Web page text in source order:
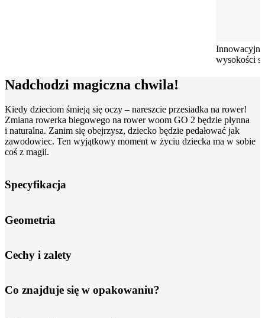
wysokości
Nadchodzi magiczna chwila!
Kiedy dzieciom śmieją się oczy – nareszcie przesiadka na rower!
Zmiana rowerka biegowego na rower woom GO 2 będzie płynna
i naturalna. Zanim się obejrzysz, dziecko będzie pedałować jak
zawodowiec. Ten wyjątkowy moment w życiu dziecka ma w sobie
coś z magii.
Specyfikacja
Geometria
Cechy i zalety
Co znajduje się w opakowaniu?